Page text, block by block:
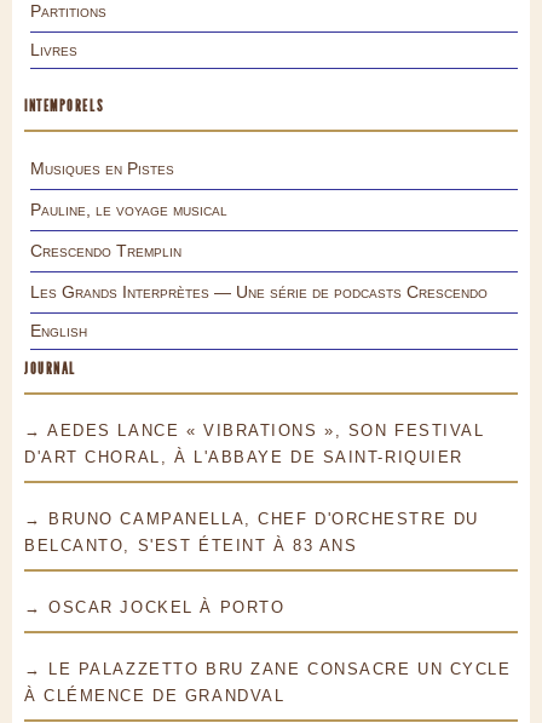
Partitions
Livres
INTEMPORELS
Musiques en Pistes
Pauline, le voyage musical
Crescendo Tremplin
Les Grands Interprètes — Une série de podcasts Crescendo
English
JOURNAL
→ AEDES LANCE « VIBRATIONS », SON FESTIVAL
D'ART CHORAL, À L'ABBAYE DE SAINT-RIQUIER
→ BRUNO CAMPANELLA, CHEF D'ORCHESTRE DU
BELCANTO, S'EST ÉTEINT À 83 ANS
→ OSCAR JOCKEL À PORTO
→ LE PALAZZETTO BRU ZANE CONSACRE UN CYCLE
À CLÉMENCE DE GRANDVAL